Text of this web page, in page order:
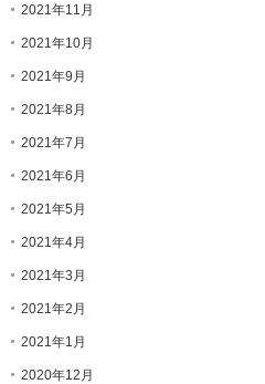
2021年11月
2021年10月
2021年9月
2021年8月
2021年7月
2021年6月
2021年5月
2021年4月
2021年3月
2021年2月
2021年1月
2020年12月